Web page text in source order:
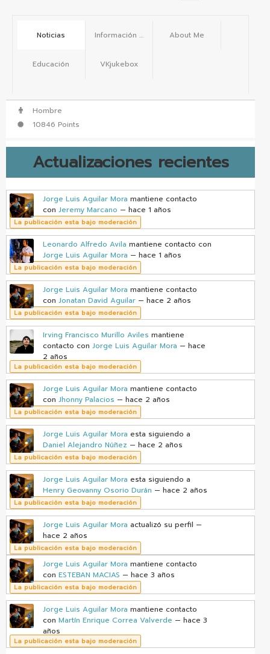
Noticias Información básica About Me
Educación VKjukebox
Hombre
10846 Points
Actualizaciones recientes
Jorge Luis Aguilar Mora mantiene contacto
con Jeremy Marcano — hace 1 años
La publicación esta bajo moderación
Leonardo Alfredo Avila mantiene contacto con
Jorge Luis Aguilar Mora — hace 1 años
La publicación esta bajo moderación
Jorge Luis Aguilar Mora mantiene contacto
con Jonatan David Aguilar — hace 2 años
La publicación esta bajo moderación
Irving Francisco Murillo Aviles mantiene
contacto con Jorge Luis Aguilar Mora — hace
2 años
La publicación esta bajo moderación
Jorge Luis Aguilar Mora mantiene contacto
con Jhonny Palacios — hace 2 años
La publicación esta bajo moderación
Jorge Luis Aguilar Mora esta siguiendo a
Daniel Alejandro Núñez — hace 2 años
La publicación esta bajo moderación
Jorge Luis Aguilar Mora esta siguiendo a
Henry Geovanny Osorio Durán — hace 2 años
La publicación esta bajo moderación
Jorge Luis Aguilar Mora actualizó su perfil —
hace 2 años
La publicación esta bajo moderación
Jorge Luis Aguilar Mora mantiene contacto
con ESTEBAN MACIAS — hace 3 años
La publicación esta bajo moderación
Jorge Luis Aguilar Mora mantiene contacto
con Martín Enrique Correa Valverde — hace 3
años
La publicación esta bajo moderación